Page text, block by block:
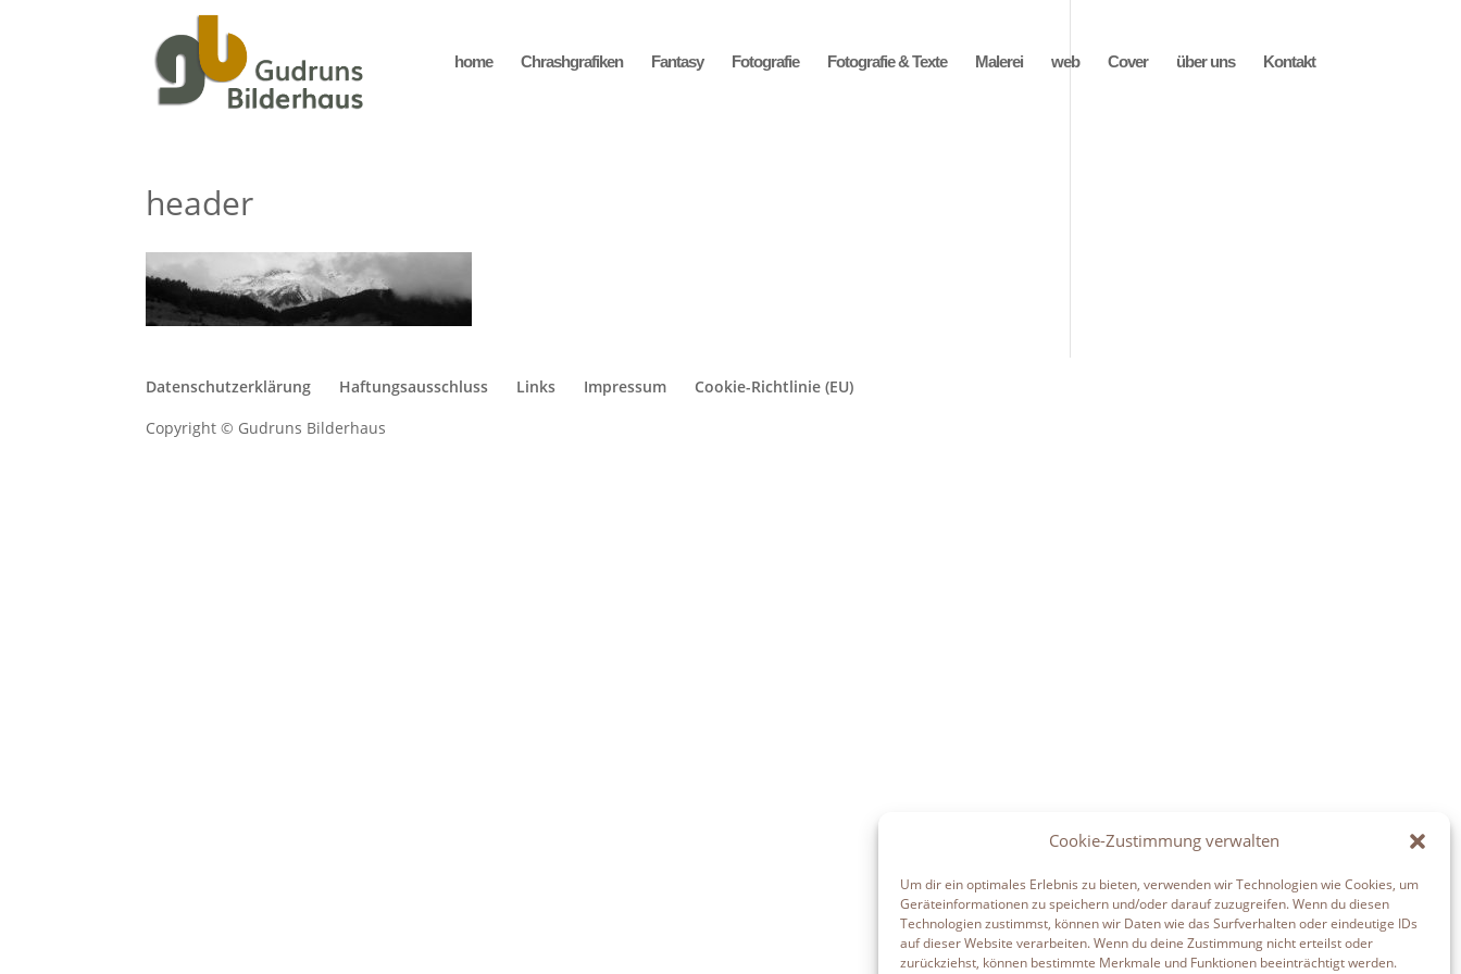
Cookie-Zustimmung verwalten
Um dir ein optimales Erlebnis zu bieten, verwenden wir Technologien wie Cookies, um
Geräteinformationen zu speichern und/oder darauf zuzugreifen. Wenn du diesen
Technologien zustimmst, können wir Daten wie das Surfverhalten oder eindeutige IDs
auf dieser Website verarbeiten. Wenn du deine Zustimmung nicht erteilst oder
zurückziehst, können bestimmte Merkmale und Funktionen beeinträchtigt werden.
home Chrashgrafiken Fantasy Fotografie Fotografie & Texte Malerei web Cover über uns Kontakt
header
Datenschutzerklärung Haftungsausschluss Links Impressum
Cookie-Richtlinie (EU)
Copyright © Gudruns Bilderhaus